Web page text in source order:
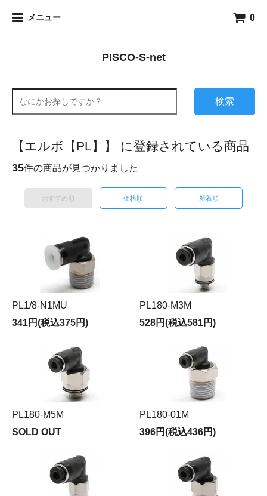
メニュー 0
PISCO-S-net
検索
【エルボ【PL】】 に登録されている商品
35件の商品が見つかりました
おすすめ順 価格順 新着順
PL1/8-N1MU
341円(税込375円)
PL180-M3M
528円(税込581円)
PL180-M5M
SOLD OUT
PL180-01M
396円(税込436円)